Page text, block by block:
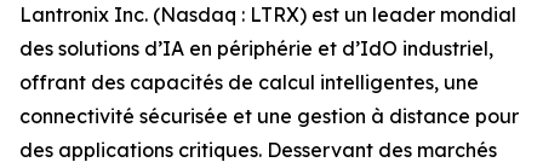
Lantronix Inc. (Nasdaq : LTRX) est un leader mondial
des solutions d’IA en périphérie et d’IdO industriel,
offrant des capacités de calcul intelligentes, une
connectivité sécurisée et une gestion à distance pour
des applications critiques. Desservant des marchés